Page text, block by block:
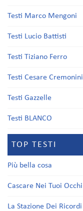
Testi Marco Mengoni
Testi Lucio Battisti
Testi Tiziano Ferro
Testi Cesare Cremonini
Testi Gazzelle
Testi BLANCO
TOP TESTI
Più bella cosa
Cascare Nei Tuoi Occhi
La Stazione Dei Ricordi